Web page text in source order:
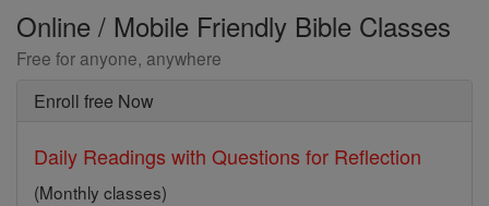
Online / Mobile Friendly Bible Classes
Free for anyone, anywhere
Enroll free Now
Daily Readings with Questions for Reflection
(Monthly classes)